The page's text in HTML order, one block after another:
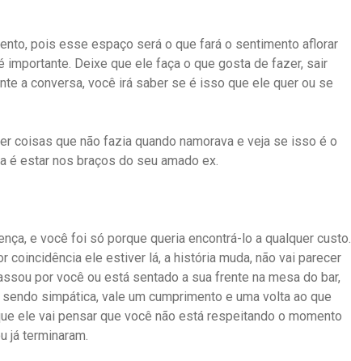
pois esse espaço será o que fará o sentimento aflorar
importante. Deixe que ele faça o que gosta de fazer, sair
a conversa, você irá saber se é isso que ele quer ou se
coisas que não fazia quando namorava e veja se isso é o
é estar nos braços do seu amado ex.
e você foi só porque queria encontrá-lo a qualquer custo.
coincidência ele estiver lá, a história muda, não vai parecer
por você ou está sentado a sua frente na mesa do bar,
simpática, vale um cumprimento e uma volta ao que
ele vai pensar que você não está respeitando o momento
já terminaram.